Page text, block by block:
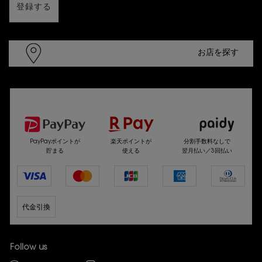
登録する
お店を探す
PayPayポイントが
貯まる
楽天ポイントが
使える
分割手数料なしで
翌月払い／3回払い
代金引換
Follow us